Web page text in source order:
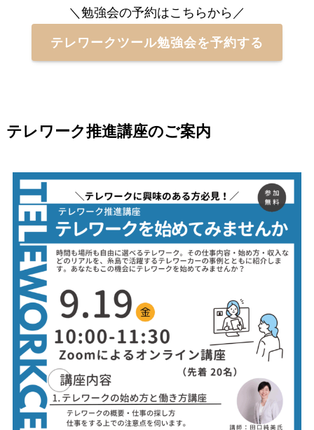
＼勉強会の予約はこちらから／
テレワークツール勉強会を予約する
テレワーク推進講座のご案内